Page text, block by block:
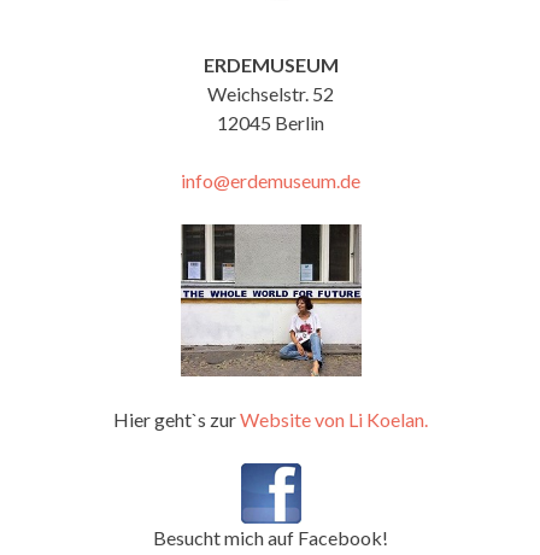
ERDEMUSEUM
Weichselstr. 52
12045 Berlin
info@erdemuseum.de
Hier geht`s zurWebsite von Li Koelan.
Besucht mich auf Facebook!